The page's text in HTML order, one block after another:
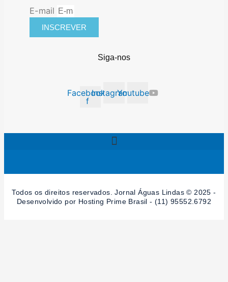
E-mail
INSCREVER
Siga-nos
Facebook-
f
InstagramYoutube
Todos os direitos reservados. Jornal Águas Lindas © 2025 -
Desenvolvido por Hosting Prime Brasil - (11) 95552.6792